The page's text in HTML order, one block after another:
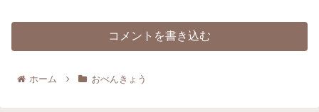
コメントを書き込む
ホーム おべんきょう